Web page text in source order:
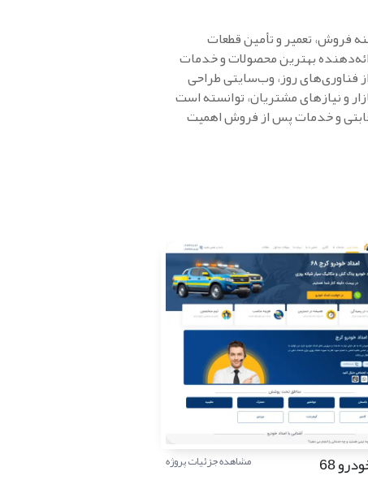
فروش، تعمیر و تأمین قطعات
بهترین محصولات و خدمات
فناوری‌های روز، وب‌سایتی طراحی
و نیازهای مشتریان، توانسته است
و خدمات پس از فروش اهمیت
68 مشاهده جزئیات پروژه